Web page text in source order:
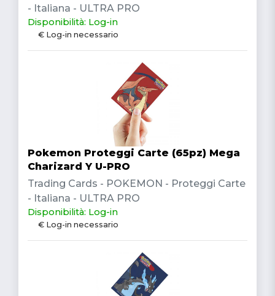
- Italiana - ULTRA PRO
Disponibilità: Log-in
€ Log-in necessario
Pokemon Proteggi Carte (65pz) Mega
Charizard Y U-PRO
Trading Cards - POKEMON - Proteggi Carte
- Italiana - ULTRA PRO
Disponibilità: Log-in
€ Log-in necessario